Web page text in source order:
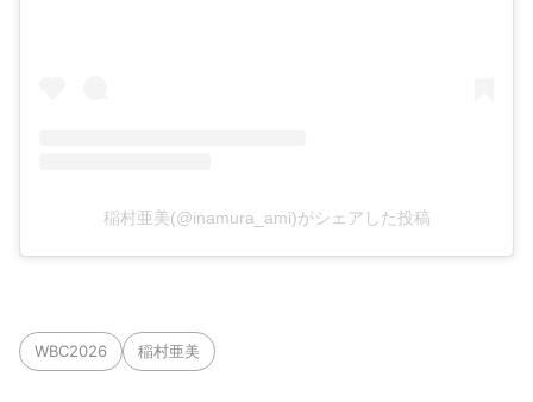
稲村亜美(@inamura_ami)がシェアした投稿
WBC2026 稲村亜美